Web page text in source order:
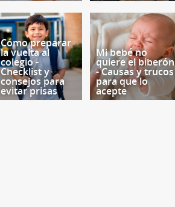
Cómo preparar
la vuelta al
colegio -
Checklist y
consejos para
evitar prisas
Mi bebé no
quiere el biberón
- Causas y trucos
para que lo
acepte